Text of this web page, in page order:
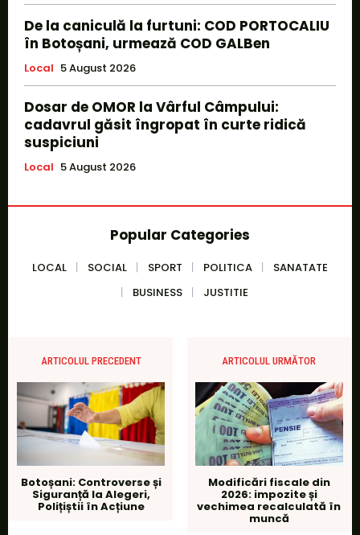
De la caniculă la furtuni: COD PORTOCALIU
în Botoșani, urmează COD GALBen
Local 5 August 2026
Dosar de OMOR la Vârful Câmpului:
cadavrul găsit îngropat în curte ridică
suspiciuni
Local 5 August 2026
Popular Categories
LOCAL SOCIAL SPORT POLITICA
SANATATE
BUSINESS
JUSTITIE
ARTICOLUL PRECEDENT
Botoșani: Controverse și
Siguranță la Alegeri,
Polițiștii în Acțiune
ARTICOLUL URMĂTOR
Modificări fiscale din
2026: impozite și
vechimea recalculată în
muncă